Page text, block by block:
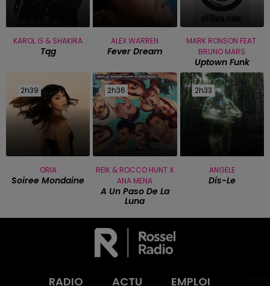
KAROL G & SHAKIRA
Tqg
ALEX WARREN
Fever Dream
MARK RONSON FEAT.
BRUNO MARS
Uptown Funk
2h39
2h39
ORIA
Soiree Mondaine
2h36
2h36
REIK & ROCCO HUNT X
ANA MENA
A Un Paso De La
Luna
2h33
2h33
ANGELE
Dis-Le
RADIO ACTU EMPLOI